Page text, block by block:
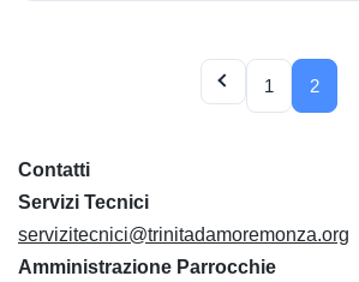
1 2
Contatti
Servizi Tecnici
servizitecnici@trinitadamoremonza.org
Amministrazione Parrocchie